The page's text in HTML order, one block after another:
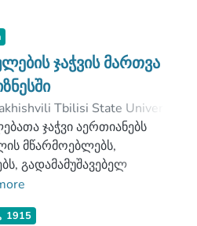
ჯაჭვის მართვა
Tbilisi State University
მამული
;
გიული
;
and Business
Tbilisi State University
ჯაჭვი აერთიანებს
მწარმოებლებს,
გადამამუშავებელ
სარეალიაზაციო ბაზრებს,
მხარეეებს, რომელთა
1915